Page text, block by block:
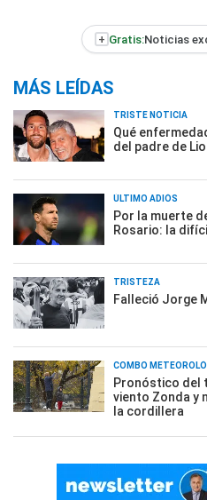
+ Gratis:Noticias
MÁS LEÍDAS
TRISTE NOTICIA
Qué
del padre de
ÚLTIMO ADIÓS
Por la muerte
Rosario: la
TRISTEZA
Falleció Jorge
COMBO
Pronóstico del
viento Zonda y
la cordillera